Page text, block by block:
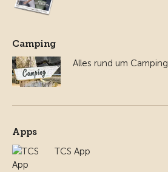
Camping
Alles rund um Camping
Apps
TCS App